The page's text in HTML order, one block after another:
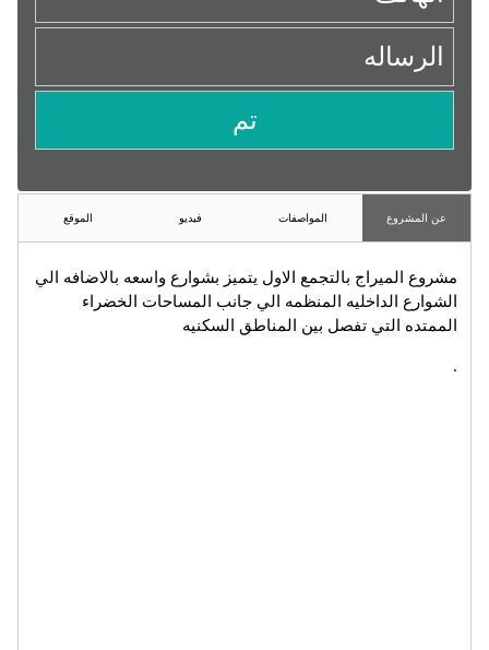
عن المشروع المواصفات فيديو الموقع
مشروع الميراج بالتجمع الاول يتميز بشوارع واسعه بالاضافه الي
الشوارع الداخليه المنظمه الي جانب المساحات الخضراء
الممتده التي تفصل بين المناطق السكنيه
.